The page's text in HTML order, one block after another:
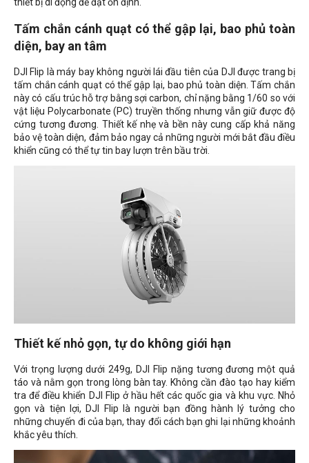
Tấm chắn cánh quạt có thể gập lại, bao phủ toàn
diện, bay an tâm
DJI Flip là máy bay không người lái đầu tiên của DJI được trang bị
tấm chắn cánh quạt có thể gập lại, bao phủ toàn diện. Tấm chắn
này có cấu trúc hỗ trợ bằng sợi carbon, chỉ nặng bằng 1/60 so với
vật liệu Polycarbonate (PC) truyền thống nhưng vẫn giữ được độ
cứng tương đương. Thiết kế nhẹ và bền này cung cấp khả năng
bảo vệ toàn diện, đảm bảo ngay cả những người mới bắt đầu điều
khiển cũng có thể tự tin bay lượn trên bầu trời.
Thiết kế nhỏ gọn, tự do không giới hạn
Với trọng lượng dưới 249g, DJI Flip nặng tương đương một quả
táo và nằm gọn trong lòng bàn tay. Không cần đào tạo hay kiểm
tra để điều khiển DJI Flip ở hầu hết các quốc gia và khu vực. Nhỏ
gọn và tiện lợi, DJI Flip là người bạn đồng hành lý tưởng cho
những chuyến đi của bạn, thay đổi cách bạn ghi lại những khoảnh
khắc yêu thích.